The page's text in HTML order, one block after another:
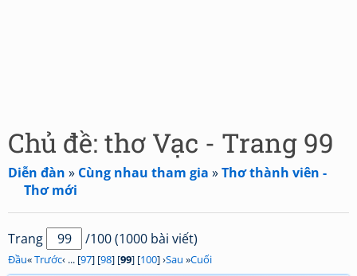
Chủ đề: thơ Vạc - Trang 99
Diễn đàn » Cùng nhau tham gia »Thơ thành viên -
Thơ mới
Trang /100 (1000 bài viết)
Đầu«Trước‹ ... [97] [98] [99] [100] ›Sau »Cuối